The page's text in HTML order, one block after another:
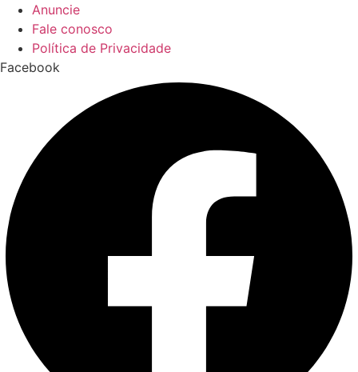
Anuncie
Fale conosco
Política de Privacidade
Facebook